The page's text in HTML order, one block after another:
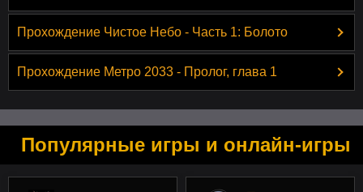
Прохождение Чистое Небо - Часть 1: Болото
Прохождение Метро 2033 - Пролог, глава 1
Популярные игры и онлайн-игры